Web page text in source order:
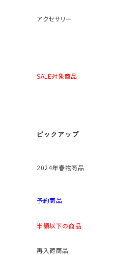
アクセサリー
SALE対象商品
ピックアップ
2024年春物商品
予約商品
半額以下の商品
再入荷商品